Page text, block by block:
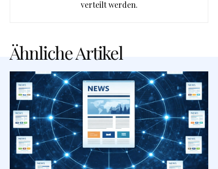
verteilt werden.
Ähnliche Artikel